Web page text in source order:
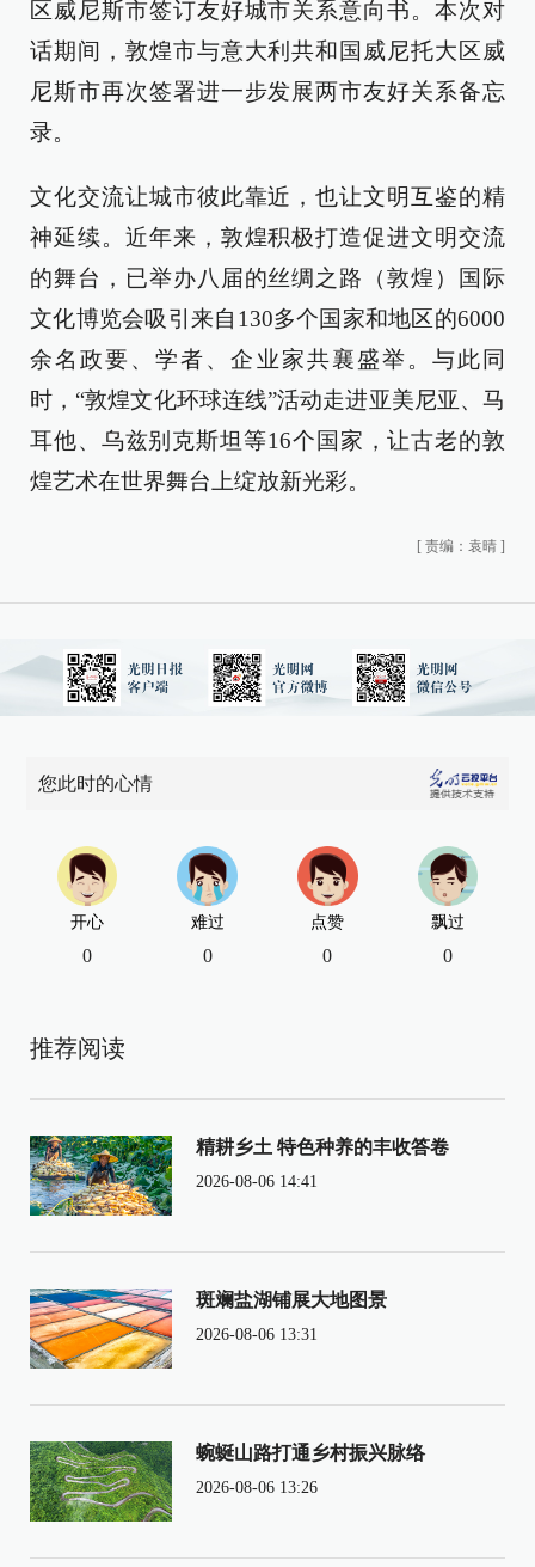
区威尼斯市签订友好城市关系意向书。本次对
话期间，敦煌市与意大利共和国威尼托大区威
尼斯市再次签署进一步发展两市友好关系备忘
录。
文化交流让城市彼此靠近，也让文明互鉴的精
神延续。近年来，敦煌积极打造促进文明交流
的舞台，已举办八届的丝绸之路（敦煌）国际
文化博览会吸引来自130多个国家和地区的6000
余名政要、学者、企业家共襄盛举。与此同
时，“敦煌文化环球连线”活动走进亚美尼亚、马
耳他、乌兹别克斯坦等16个国家，让古老的敦
煌艺术在世界舞台上绽放新光彩。
[ 责编：袁晴 ]
您此时的心情
开心
0
难过
0
点赞
0
飘过
0
推荐阅读
精耕乡土 特色种养的丰收答卷
2026-08-06 14:41
斑斓盐湖铺展大地图景
2026-08-06 13:31
蜿蜒山路打通乡村振兴脉络
2026-08-06 13:26